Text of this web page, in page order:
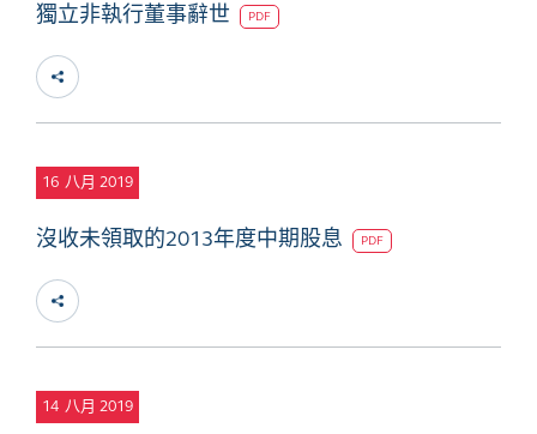
獨立非執行董事辭世 PDF
16 八月 2019
沒收未領取的2013年度中期股息 PDF
14 八月 2019